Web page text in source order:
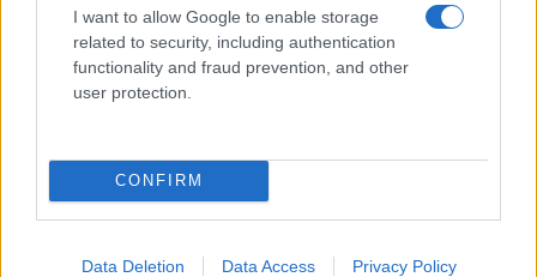
I want to allow Google to enable storage
related to security, including authentication
functionality and fraud prevention, and other
user protection.
CONFIRM
Data Deletion Data Access Privacy Policy
Transparence IA : ce qui change pour les éditeurs à partir du 2
Juliette Bernard · 4 Août 2026